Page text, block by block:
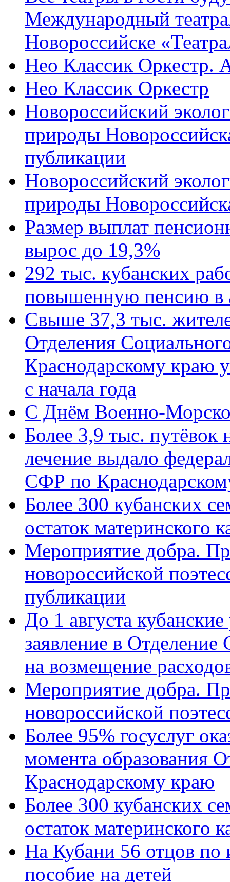
Международный
Новороссийске
Нео Классик Оркестр.
Нео Классик Оркестр
Новороссийский
природы
публикации
Новороссийский
природы
Размер выплат
вырос до 19,3%
292 тыс. кубанских
повышенную пенсию в
Свыше 37,3 тыс.
Отделения
Краснодарскому краю
с начала года
C Днём Военно-
Более 3,9 тыс. путёвок
лечение выдало
СФР по
Более 300 кубанских
остаток материнского
Мероприятие добра.
новороссийской
публикации
До 1 августа
заявление в
на возмещение
Мероприятие добра.
новороссийской
Более 95% госуслуг
момента образования
Краснодарскому краю
Более 300 кубанских
остаток материнского
На Кубани 56 отцов по
пособие на детей